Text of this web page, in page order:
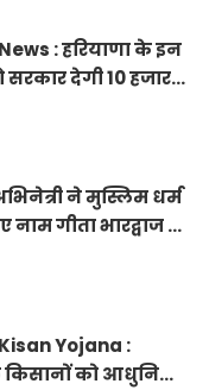
: हरियाणा के इन
सरकार देगी 10 हजार
सीएम सैनी की
ने मुस्लिम धर्म
नाम गीता भारद्वाज से
Yojana :
किसानों को आधुनिक